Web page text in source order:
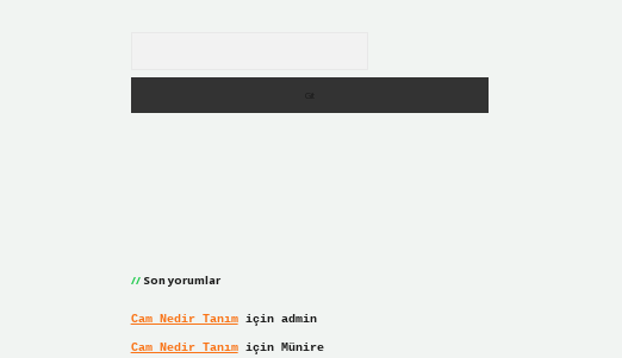
Son yorumlar
Cam Nedir Tanımiçin admin
Cam Nedir Tanımiçin Münire